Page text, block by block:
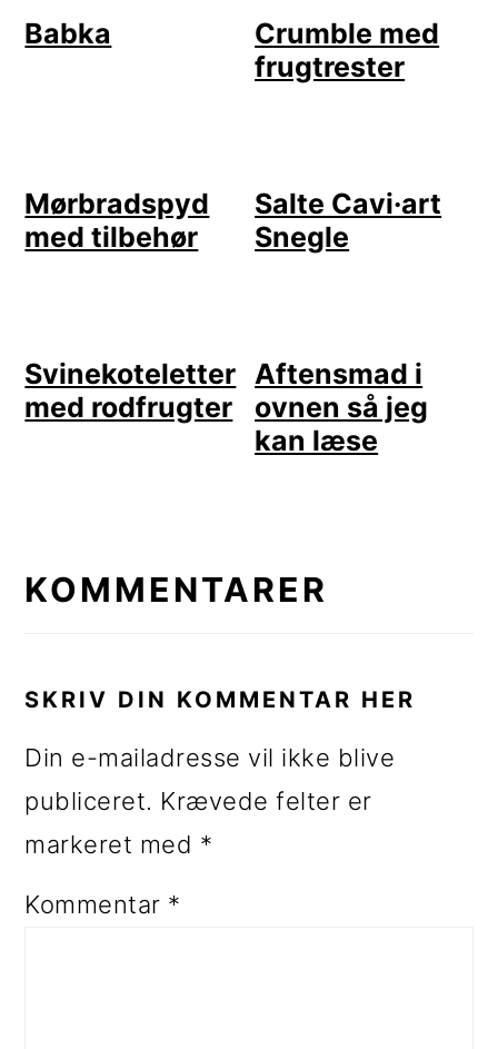
Babka
Crumble med
frugtrester
Mørbradspyd
med tilbehør
Salte Cavi·art
Snegle
Svinekoteletter
med rodfrugter
Aftensmad i
ovnen så jeg
kan læse
KOMMENTARER
SKRIV DIN KOMMENTAR HER
Din e-mailadresse vil ikke blive
publiceret. Krævede felter er
markeret med *
Kommentar *